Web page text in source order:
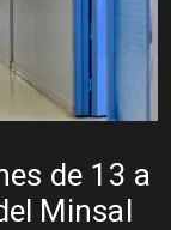
de 13 a
Minsal